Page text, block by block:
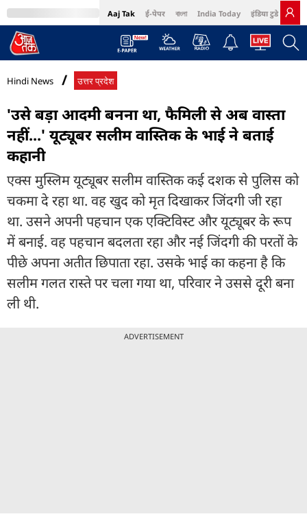
Aaj Tak ई-पेपर বাংলা India Today इंडिया टुडे हिंदी
MumbaiTak Cosmopolitan Harper's Bazaar Northeast
Hindi News उत्तर प्रदेश
'उसे बड़ा आदमी बनना था, फैमिली से अब वास्ता
नहीं...' यूट्यूबर सलीम वास्तिक के भाई ने बताई
कहानी
एक्स मुस्लिम यूट्यूबर सलीम वास्तिक कई दशक से पुलिस को
चकमा दे रहा था. वह खुद को मृत दिखाकर जिंदगी जी रहा
था. उसने अपनी पहचान एक एक्टिविस्ट और यूट्यूबर के रूप
में बनाई. वह पहचान बदलता रहा और नई जिंदगी की परतों के
पीछे अपना अतीत छिपाता रहा. उसके भाई का कहना है कि
सलीम गलत रास्ते पर चला गया था, परिवार ने उससे दूरी बना
ली थी.
ADVERTISEMENT